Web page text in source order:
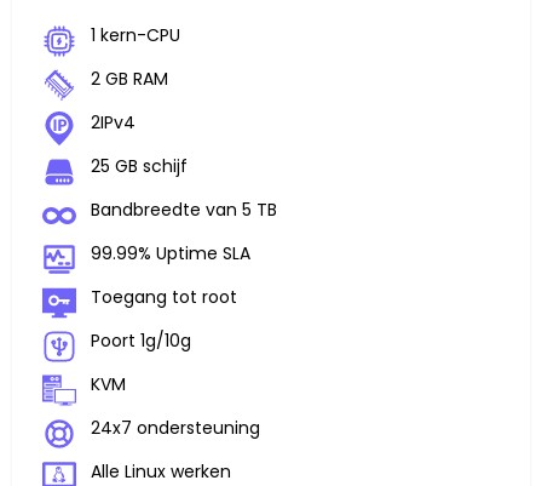
1 kern-CPU
2 GB RAM
2IPv4
25 GB schijf
Bandbreedte van 5 TB
99.99% Uptime SLA
Toegang tot root
Poort 1g/10g
KVM
24x7 ondersteuning
Alle Linux werken